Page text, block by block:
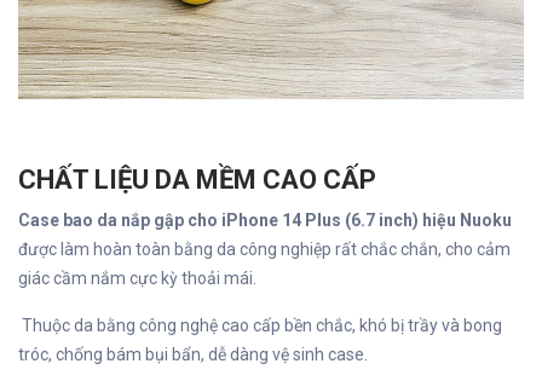
CHẤT LIỆU DA MỀM CAO CẤP
Case bao da nắp gập cho iPhone 14 Plus (6.7 inch) hiệu Nuoku
được làm hoàn toàn bằng da công nghiệp rất chắc chắn, cho cảm
giác cầm nắm cực kỳ thoải mái.
Thuộc da bằng công nghệ cao cấp bền chắc, khó bị trầy và bong
tróc, chống bám bụi bẩn, dễ dàng vệ sinh case.